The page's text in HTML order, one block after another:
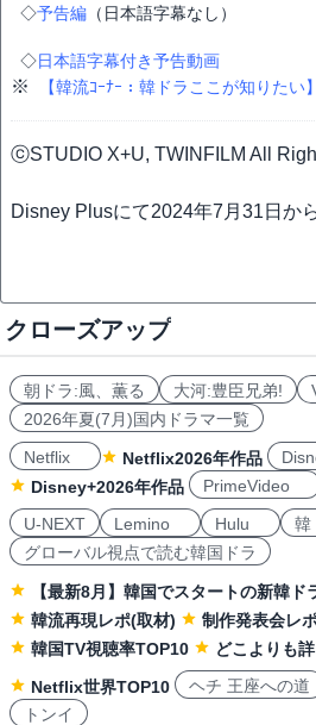
◇予告編 （日本語字幕なし）
◇日本語字幕付き予告動画
※ 【韓流ｺｰﾅｰ：韓ドラここが知りたい】
ⓒSTUDIO X+U, TWINFILM All
Disney Plusにて2024年7月31日か
クローズアップ
朝ドラ:風、薫る 大河:豊臣兄弟!
2026年夏(7月)国内ドラマ一覧
Netflix
Netflix2026年作品
Disney+2026年作品
PrimeVideo
U-NEXT
Lemino Hulu
韓
グローバル視点で読む韓国ドラ
【最新8月】韓国でスタートの新韓ド
韓流再現レポ(取材)
制作発表会レ
韓国TV視聴率TOP10
どこよりも
Netflix世界TOP10
ヘチ 王座への道
トンイ